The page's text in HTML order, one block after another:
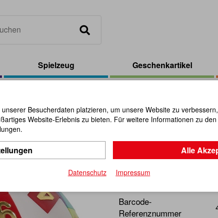
Spielzeug Geschenkartikel
Wisdom
Artikel-Nr.:111084
Dieses Zahlen-Schiebe-
Barcode-
Referenznummer
Besucherdaten platzieren, um unsere Website zu
Website-Erlebnis zu bieten. Für weitere Informationen zu
Alle
Datenschutz Impressum